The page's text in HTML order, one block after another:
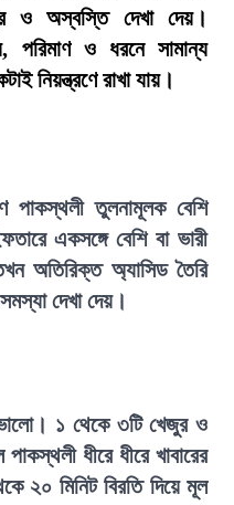
ও অস্বস্তি দেখা দেয়।
পরিমাণ ও ধরনে সামান্য
নিয়ন্ত্রণে রাখা যায়।
পাকস্থলী তুলনামূলক বেশি
একসঙ্গে বেশি বা ভারী
অতিরিক্ত অ্যাসিড তৈরি
দেখা দেয়।
১ থেকে ৩টি খেজুর ও
ধীরে ধীরে খাবারের
মিনিট বিরতি দিয়ে মূল